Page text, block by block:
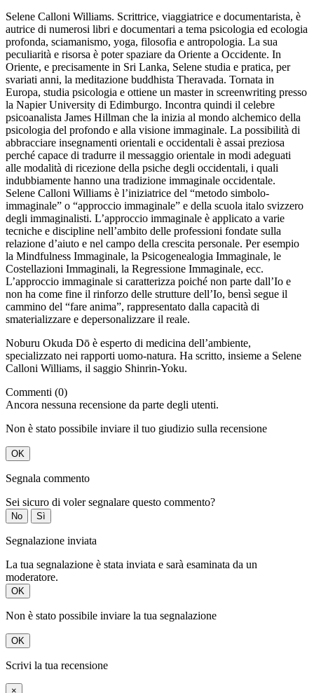
Selene Calloni Williams. Scrittrice, viaggiatrice e documentarista, è
autrice di numerosi libri e documentari a tema psicologia ed ecologia
profonda, sciamanismo, yoga, filosofia e antropologia. La sua
peculiarità e risorsa è poter spaziare da Oriente a Occidente. In
Oriente, e precisamente in Sri Lanka, Selene studia e pratica, per
svariati anni, la meditazione buddhista Theravada. Tornata in
Europa, studia psicologia e ottiene un master in screenwriting presso
la Napier University di Edimburgo. Incontra quindi il celebre
psicoanalista James Hillman che la inizia al mondo alchemico della
psicologia del profondo e alla visione immaginale. La possibilità di
abbracciare insegnamenti orientali e occidentali è assai preziosa
perché capace di tradurre il messaggio orientale in modi adeguati
alle modalità di ricezione della psiche degli occidentali, i quali
indubbiamente hanno una tradizione immaginale occidentale.
Selene Calloni Williams è l’iniziatrice del “metodo simbolo-
immaginale” o “approccio immaginale” e della scuola italo svizzero
degli immaginalisti. L’approccio immaginale è applicato a varie
tecniche e discipline nell’ambito delle professioni fondate sulla
relazione d’aiuto e nel campo della crescita personale. Per esempio
la Mindfulness Immaginale, la Psicogenealogia Immaginale, le
Costellazioni Immaginali, la Regressione Immaginale, ecc.
L’approccio immaginale si caratterizza poiché non parte dall’Io e
non ha come fine il rinforzo delle strutture dell’Io, bensì segue il
cammino del “fare anima”, rappresentato dalla capacità di
smaterializzare e depersonalizzare il reale.
Noburu Okuda Dō è esperto di medicina dell’ambiente,
specializzato nei rapporti uomo-natura. Ha scritto, insieme a Selene
Calloni Williams, il saggio Shinrin-Yoku.
Commenti (0)
Ancora nessuna recensione da parte degli utenti.
Non è stato possibile inviare il tuo giudizio sulla recensione
OK
Segnala commento
Sei sicuro di voler segnalare questo commento?
No Sì
Segnalazione inviata
La tua segnalazione è stata inviata e sarà esaminata da un
moderatore.
OK
Non è stato possibile inviare la tua segnalazione
OK
Scrivi la tua recensione
×